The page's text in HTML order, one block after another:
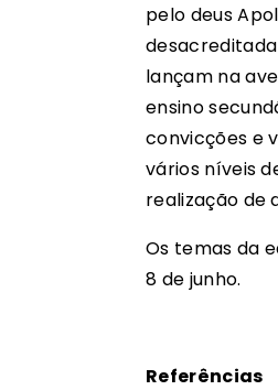
pelo deus
desacreditada
lançam na
ensino
convicções e
vários níveis
realização de
Os temas da
8 de junho.
Referências